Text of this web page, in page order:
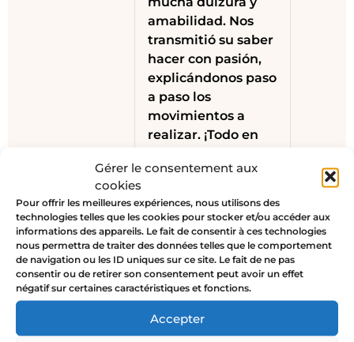
Gérer le consentement aux
cookies
Pour offrir les meilleures expériences, nous utilisons des
technologies telles que les cookies pour stocker et/ou accéder aux
informations des appareils. Le fait de consentir à ces technologies
nous permettra de traiter des données telles que le comportement
de navigation ou les ID uniques sur ce site. Le fait de ne pas
consentir ou de retirer son consentement peut avoir un effet
négatif sur certaines caractéristiques et fonctions.
Accepter
amabilidad. Nos
transmitió su saber
hacer con pasión,
explicándonos paso
a paso los
movimientos a
realizar. ¡Todo en
alegre! ¡Me encanta
hice!
Gracias, Jen 😊
Ludivine labbé–
septiembre 12, 2024